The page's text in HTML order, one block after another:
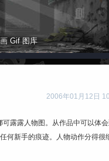
Gif 图库
2006年01月12日
可露露人物图。从作品中可以体
何新手的痕迹。
人物动作分得很